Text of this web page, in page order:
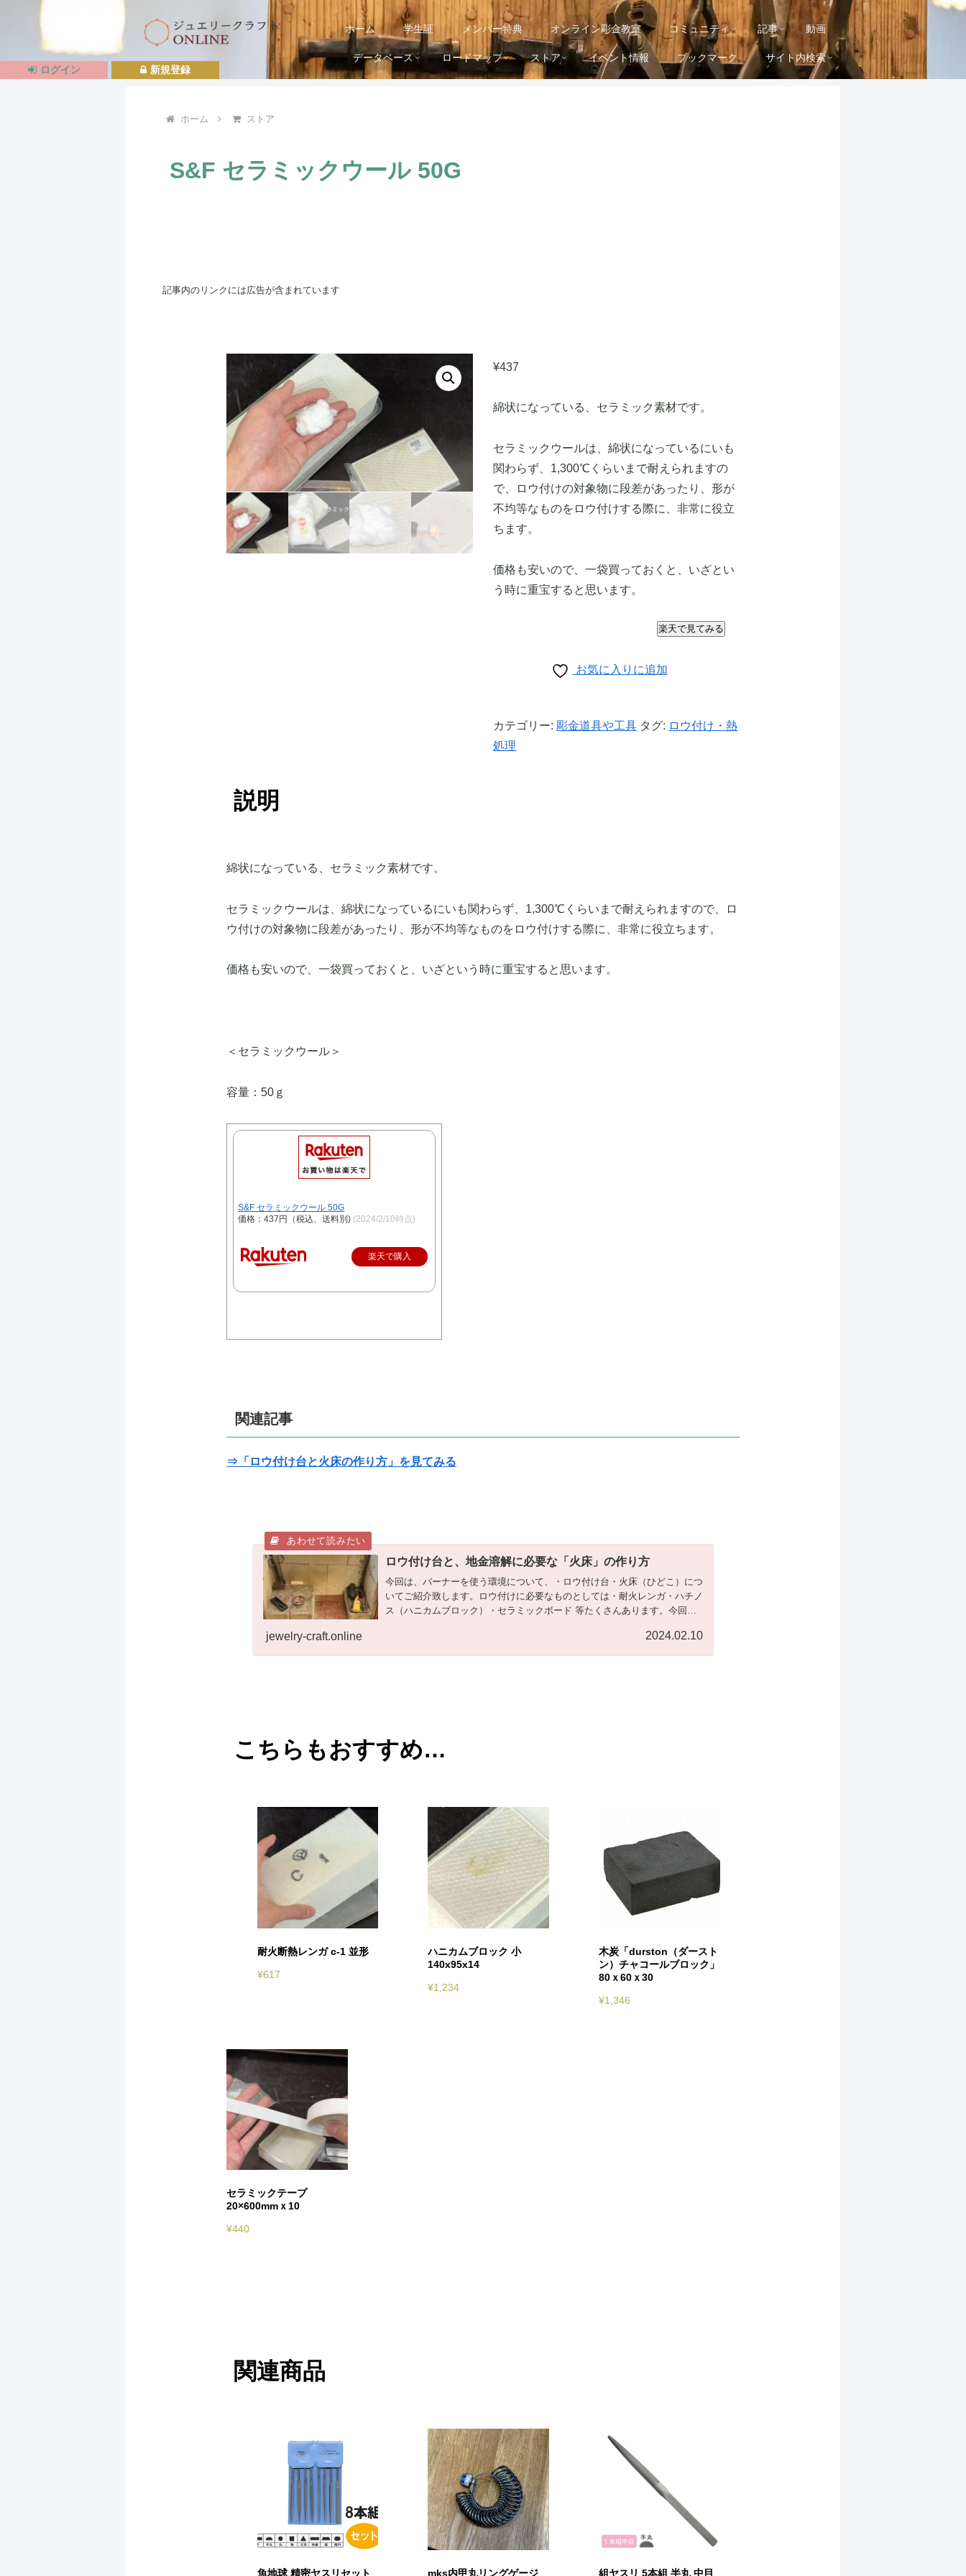
ホーム 学生証 メンバー特典 オンライン彫金教室 コミュニティ 記事 動画
データベース ロードマップ ストア イベント情報 ブックマーク サイト内検索
ホーム ストア
S&F セラミックウール 50G
記事内のリンクには広告が含まれています
¥437
綿状になっている、セラミック素材です。
セラミックウールは、綿状になっているにいも
関わらず、1,300℃くらいまで耐えられますの
で、ロウ付けの対象物に段差があったり、形が
不均等なものをロウ付けする際に、非常に役立
ちます。
価格も安いので、一袋買っておくと、いざとい
う時に重宝すると思います。
楽天で見てみる
お気に入りに追加
カテゴリー: 彫金道具や工具 タグ: ロウ付け・熱
処理
説明
綿状になっている、セラミック素材です。
セラミックウールは、綿状になっているにいも関わらず、1,300℃くらいまで耐えられますので、ロ
ウ付けの対象物に段差があったり、形が不均等なものをロウ付けする際に、非常に役立ちます。
価格も安いので、一袋買っておくと、いざという時に重宝すると思います。
＜セラミックウール＞
容量：50ｇ
S&F セラミックウール 50G
価格：437円（税込、送料別) (2024/2/10時点)
楽天で購入
関連記事
⇒「ロウ付け台と火床の作り方」を見てみる
ロウ付け台と、地金溶解に必要な「火床」の作り方
今回は、バーナーを使う環境について、・ロウ付け台・火床（ひどこ）につ
いてご紹介致します。ロウ付けに必要なものとしては・耐火レンガ・ハチノ
ス（ハニカムブロック）・セラミックボード 等たくさんあります。今回
jewelry-craft.online 2024.02.10
こちらもおすすめ…
耐火断熱レンガ c-1 並形
¥617
ハニカムブロック 小
140x95x14
¥1,234
木炭「durston（ダースト
ン）チャコールブロック」
80ｘ60ｘ30
¥1,346
セラミックテープ
20×600mmｘ10
¥440
関連商品
魚地球 精密ヤスリセット mks内甲丸リングゲージ 組ヤスリ 5本組 半丸 中目
新規登録
ログイン